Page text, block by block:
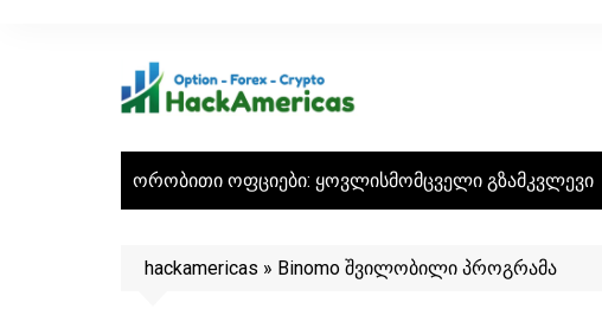
ორობითი ოფციები: ყოვლისმომცველი გზამკვლევი
hackamericas » Binomo შვილობილი პროგრამა